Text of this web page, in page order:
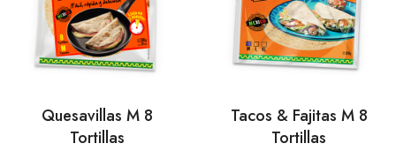
Quesavillas M 8
Tortillas
Tacos & Fajitas M 8
Tortillas